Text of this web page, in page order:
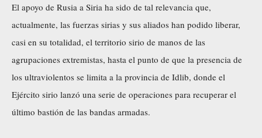
El apoyo de Rusia a Siria ha sido de tal relevancia que,
actualmente, las fuerzas sirias y sus aliados han podido liberar,
casi en su totalidad, el territorio sirio de manos de las
agrupaciones extremistas, hasta el punto de que la presencia de
los ultraviolentos se limita a la provincia de Idlib, donde el
Ejército sirio lanzó una serie de operaciones para recuperar el
último bastión de las bandas armadas.